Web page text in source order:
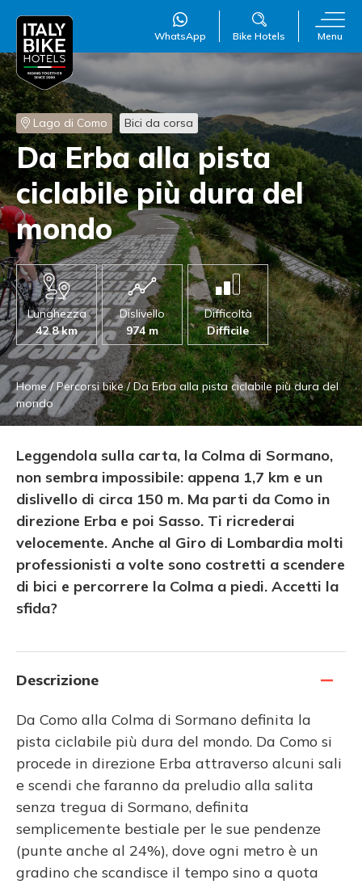
Menu
Bike Hotels
WhatsApp
Lago di Como Bici da corsa
Da Erba alla pista
ciclabile più dura del
mondo
Lunghezza
42.8 km
Dislivello
974 m
Difficoltà
Difficile
Home/Percorsi bike/Da Erba alla pista ciclabile più dura del
mondo
Leggendola sulla carta, la Colma di Sormano,
non sembra impossibile: appena 1,7 km e un
dislivello di circa 150 m. Ma parti da Como in
direzione Erba e poi Sasso. Ti ricrederai
velocemente. Anche al Giro di Lombardia molti
professionisti a volte sono costretti a scendere
di bici e percorrere la Colma a piedi. Accetti la
sfida?
Descrizione
Da Como alla Colma di Sormano definita la
pista ciclabile più dura del mondo. Da Como si
procede in direzione Erba attraverso alcuni sali
e scendi che faranno da preludio alla salita
senza tregua di Sormano, definita
semplicemente bestiale per le sue pendenze
(punte anche al 24%), dove ogni metro è un
gradino che scandisce il tempo sino a quota
WillAI
●Online ×